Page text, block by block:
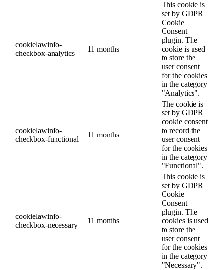
cookielawinfo-
checkbox-analytics
11 months
This cookie is
set by GDPR
Cookie
Consent
plugin. The
cookie is used
to store the
user consent
for the cookies
in the category
"Analytics".
cookielawinfo-
checkbox-functional
11 months
The cookie is
set by GDPR
cookie consent
to record the
user consent
for the cookies
in the category
"Functional".
cookielawinfo-
checkbox-necessary
11 months
This cookie is
set by GDPR
Cookie
Consent
plugin. The
cookies is used
to store the
user consent
for the cookies
in the category
"Necessary".